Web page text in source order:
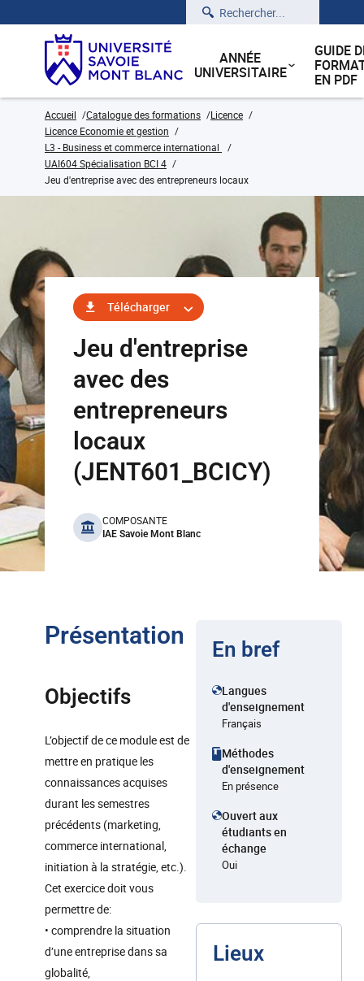
Rechercher
ANNÉE
UNIVERSITAIRE
GUIDE
EN PDF
Accueil Catalogue des formations
Licence
Licence Economie et gestion
L3 - Business et commerce international
UAI604 Spécialisation BCI 4
Jeu d'entreprise avec des entrepreneurs locaux
Télécharger
Jeu d'entreprise
avec des
entrepreneurs
locaux
(JENT601_BCICY)
benefits
COMPOSANTE
IAE Savoie Mont Blanc
Présentation
Objectifs
L’objectif de ce module est de
mettre en pratique les
connaissances acquises
durant les semestres
précédents (marketing,
commerce international,
initiation à la stratégie, etc.).
Cet exercice doit vous
permettre de:
• comprendre la situation
d’une entreprise dans sa
globalité,
En bref
Langues
d'enseignement
Français
Méthodes
d'enseignement
En présence
Ouvert aux
étudiants en
échange
Oui
Lieux